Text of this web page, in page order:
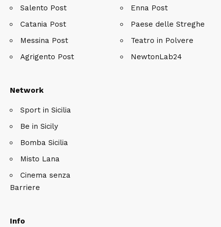
Salento Post
Catania Post
Messina Post
Agrigento Post
Enna Post
Paese delle Streghe
Teatro in Polvere
NewtonLab24
Network
Sport in Sicilia
Be in Sicily
Bomba Sicilia
Misto Lana
Cinema senza
Barriere
Info